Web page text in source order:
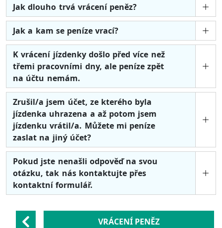
Jak dlouho trvá vrácení peněz?
Jak a kam se peníze vrací?
K vrácení jízdenky došlo před více než
třemi pracovními dny, ale peníze zpět
na účtu nemám.
Zrušil/a jsem účet, ze kterého byla
jízdenka uhrazena a až potom jsem
jízdenku vrátil/a. Můžete mi peníze
zaslat na jiný účet?
Pokud jste nenašli odpověď na svou
otázku, tak nás kontaktujte přes
kontaktní formulář.
VRÁCENÍ PENĚZ